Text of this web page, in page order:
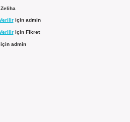
Zeliha
için admin
için Fikret
için admin